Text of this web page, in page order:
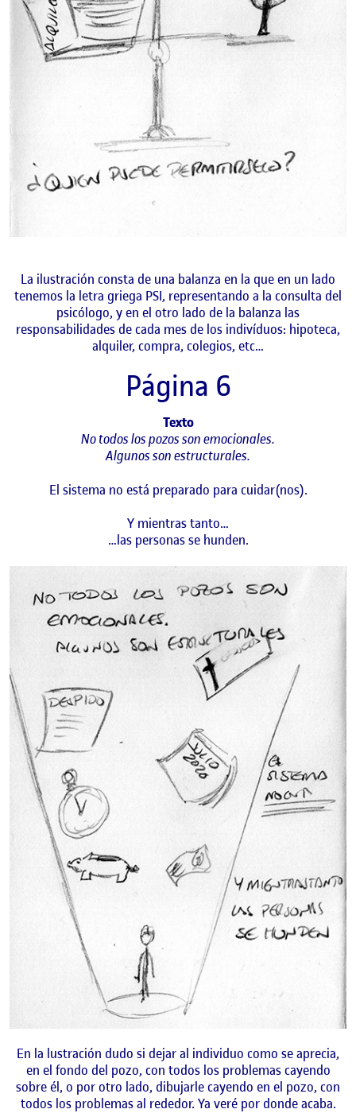
La ilustración consta de una balanza en la que en un lado
tenemos la letra griega PSI, representando a la consulta del
psicólogo, y en el otro lado de la balanza las
responsabilidades de cada mes de los indivíduos: hipoteca,
alquiler, compra, colegios, etc…
Página 6
Texto
No todos los pozos son emocionales.
Algunos son estructurales.
El sistema no está preparado para cuidar(nos).
Y mientras tanto…
…las personas se hunden.
En la lustración dudo si dejar al individuo como se aprecia,
en el fondo del pozo, con todos los problemas cayendo
sobre él, o por otro lado, dibujarle cayendo en el pozo, con
todos los problemas al rededor. Ya veré por donde acaba.